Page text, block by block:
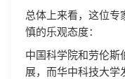
总体上来看，这位专
慎的乐观态度：
中国科学院和劳伦斯
展，而华中科技大学